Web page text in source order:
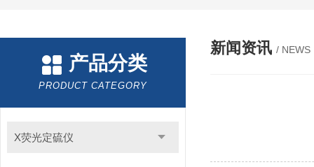
产品分类
PRODUCT CATEGORY
X荧光定硫仪
新闻资讯 / NEWS